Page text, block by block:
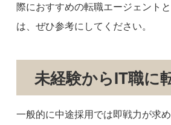
際におすすめの転職エージェント
は、ぜひ参考にしてください。
未経験からIT職に
一般的に中途採用では即戦力が求